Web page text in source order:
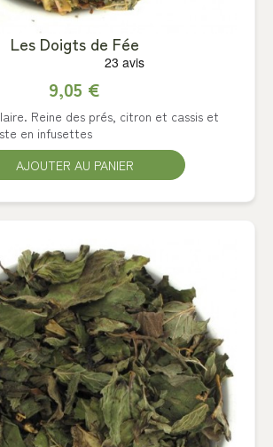
Les Doigts de Fée
9,05 €
Reine des prés, citron et cassis et
en infusettes
AJOUTER AU PANIER